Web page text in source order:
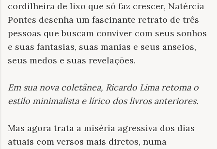
cordilheira de lixo que só faz crescer, Natércia
Pontes desenha um fascinante retrato de três
pessoas que buscam conviver com seus sonhos
e suas fantasias, suas manias e seus anseios,
seus medos e suas revelações.
Em sua nova coletânea, Ricardo Lima retoma o
estilo minimalista e lírico dos livros anteriores.
Mas agora trata a miséria agressiva dos dias
atuais com versos mais diretos, numa